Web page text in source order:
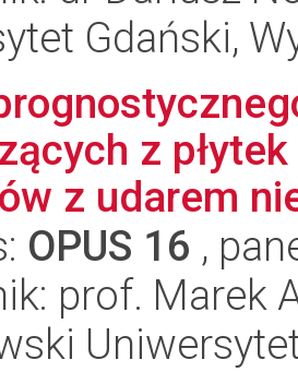
Gdański,
z
z udarem
OPUS 16 ,
prof. Marek